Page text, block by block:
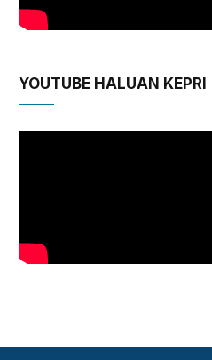
YOUTUBE HALUAN KEPRI